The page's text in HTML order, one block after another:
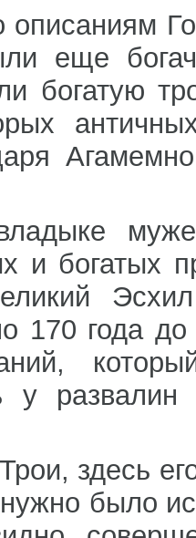
описаниям
еще
богатую
и богатых
170 года
у
здесь
было